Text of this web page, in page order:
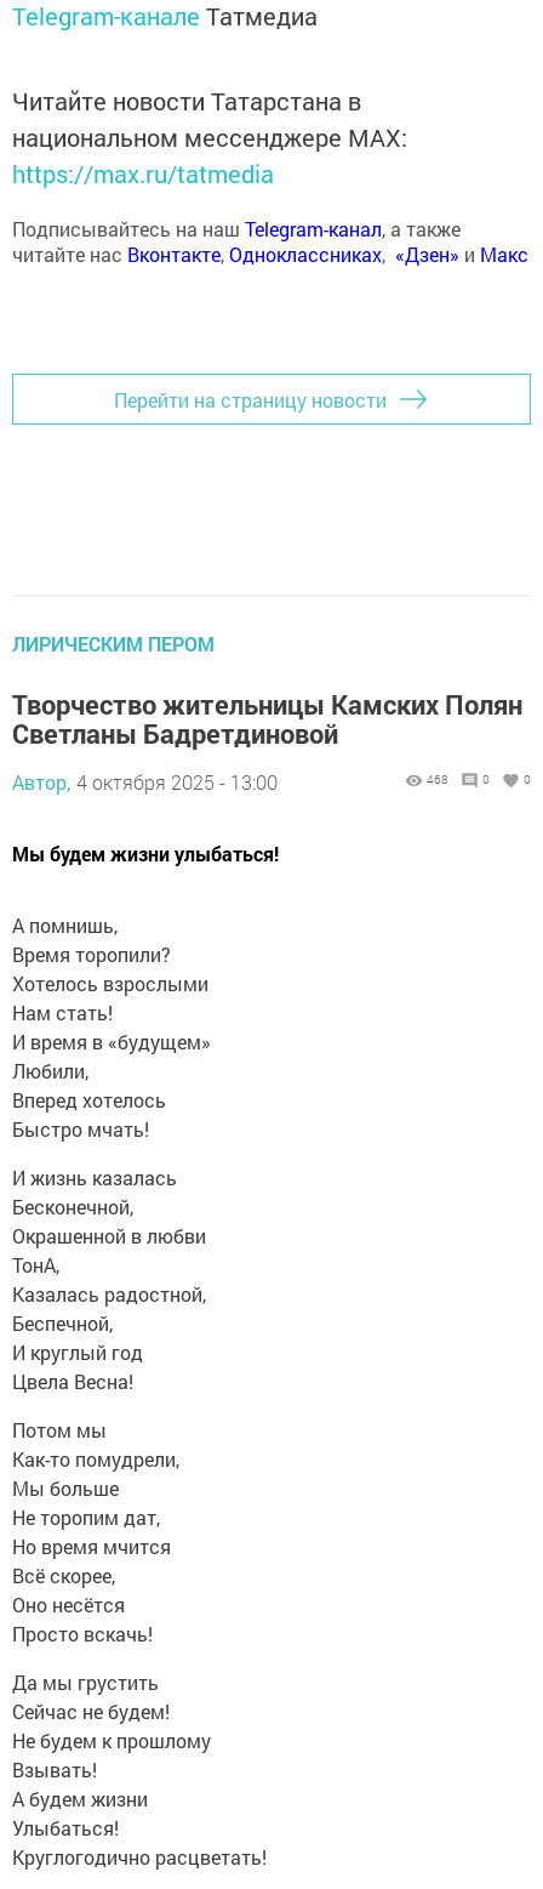
Telegram-канале Татмедиа
Читайте новости Татарстана в
национальном мессенджере MАХ:
https://max.ru/tatmedia
Подписывайтесь на наш Telegram-канал, а также
читайте нас Вконтакте,Одноклассниках, «Дзен» и Макс
Перейти на страницу новости
ЛИРИЧЕСКИМ ПЕРОМ
Творчество жительницы Камских Полян
Светланы Бадретдиновой
Автор, 4 октября 2025 - 13:00 468 0 0
Мы будем жизни улыбаться!
А помнишь,
Время торопили?
Хотелось взрослыми
Нам стать!
И время в «будущем»
Любили,
Вперед хотелось
Быстро мчать!
И жизнь казалась
Бесконечной,
Окрашенной в любви
ТонА,
Казалась радостной,
Беспечной,
И круглый год
Цвела Весна!
Потом мы
Как-то помудрели,
Мы больше
Не торопим дат,
Но время мчится
Всё скорее,
Оно несётся
Просто вскачь!
Да мы грустить
Сейчас не будем!
Не будем к прошлому
Взывать!
А будем жизни
Улыбаться!
Круглогодично расцветать!